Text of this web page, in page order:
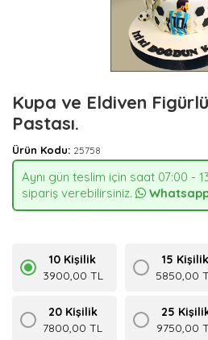
Kupa ve Eldiven
Pastası.
Ürün Kodu: 25758
Aynı gün teslim için saat 07:00 -
sipariş verebilirsiniz.
10 Kişilik
3900,00 TL
15 Kişilik
5850,00
20 Kişilik
7800,00 TL
25
9750,00